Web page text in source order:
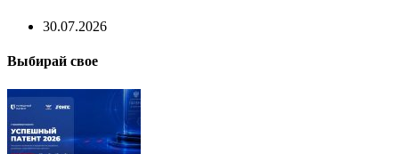
30.07.2026
Выбирай свое